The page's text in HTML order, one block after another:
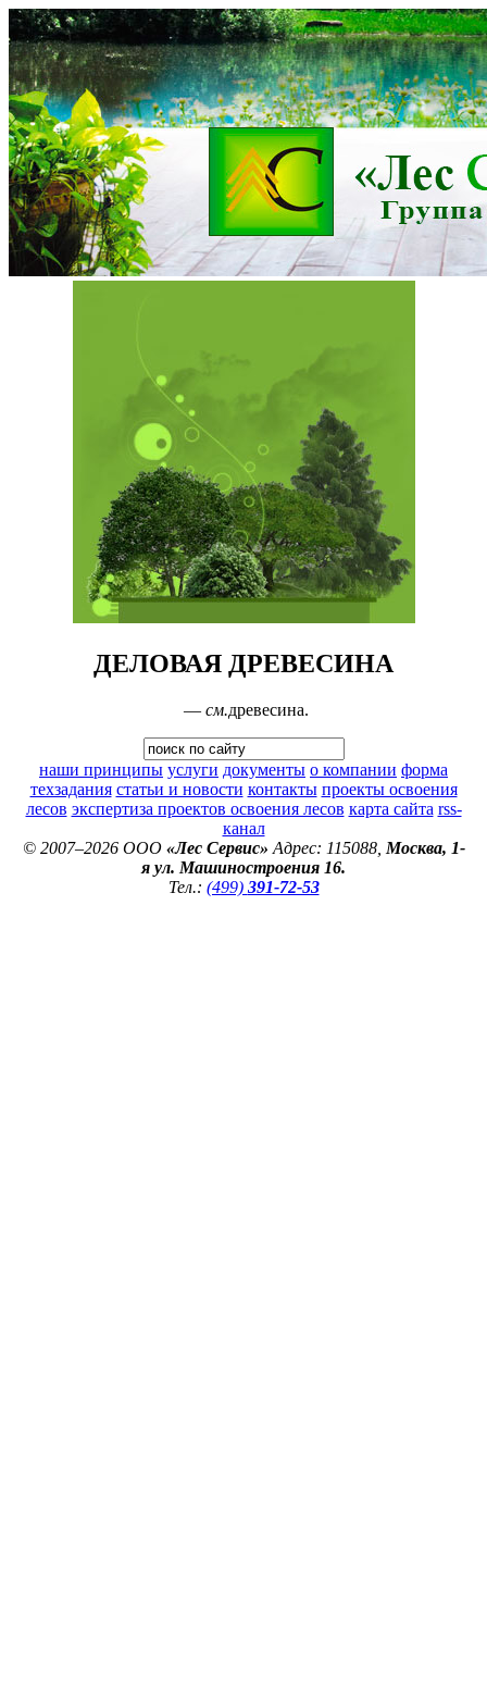
ДЕЛОВАЯ ДРЕВЕСИНА
— см.древесина.
наши принципы услуги документы о компании форма
техзадания статьи и новости контакты проекты освоения
лесов экспертиза проектов освоения лесов карта сайта rss-
канал
© 2007–2026 ООО «Лес Сервис» Адрес: 115088, Москва, 1-
я ул. Машиностроения 16.
Тел.: (499) 391-72-53